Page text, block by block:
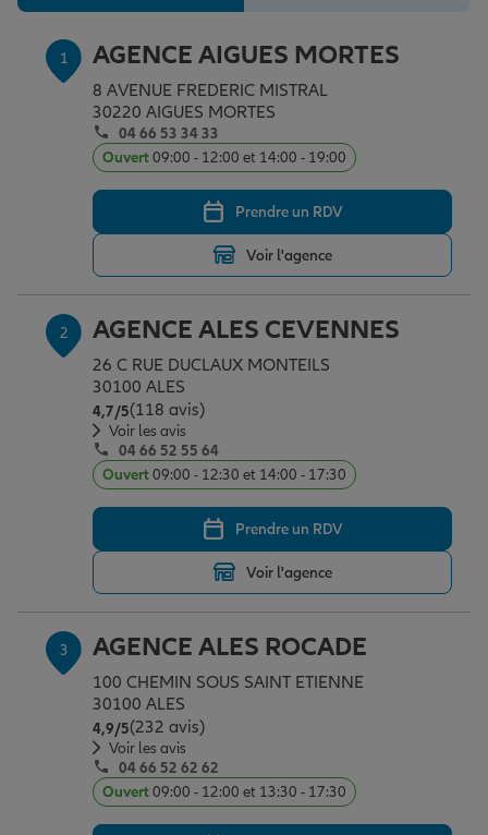
Assurance emprunteur
Prévoyance et dépendance
Assurance animal de compagnie
Protection de la famille
Protection juridique
Épargne & retraite
Plan épargne retraite
Assurance vie
Placements financiers
Investissements immobiliers
Transmission
Vos projets
Partir en vacances
Déménager
Changer de voiture
Départ à la retraite
Préparer l’avenir
Conseil assurance
Outre-mer
Assurance auto
Assurance habitation
Le Pack Famille
Garantie des accidents de la vie
Assurance scolaire
Protection juridique
Retraite
Professionnels
Allianz en France
1 AGENCE AIGUES MORTES
8 AVENUE FREDERIC MISTRAL
30220 AIGUES MORTES
04 66 53 34 33
Ouvert09:00 - 12:00 et 14:00 - 19:00
Prendre un RDV
Voir l'agence
2 AGENCE ALES CEVENNES
26 C RUE DUCLAUX MONTEILS
30100 ALES
4,7/5Note de 4.7 sur 5
(118 avis)
Voir les avis
04 66 52 55 64
Ouvert09:00 - 12:30 et 14:00 - 17:30
Prendre un RDV
Voir l'agence
3 AGENCE ALES ROCADE
100 CHEMIN SOUS SAINT ETIENNE
30100 ALES
4,9/5Note de 4.9 sur 5
(232 avis)
Voir les avis
04 66 52 62 62
Ouvert09:00 - 12:00 et 13:30 - 17:30